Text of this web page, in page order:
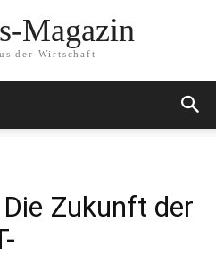
Magazin
der Wirtschaft
Zukunft der